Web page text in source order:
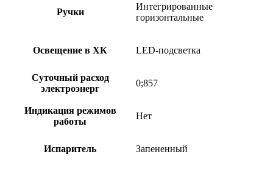
Ручки
Интегрированные
горизонтальные
Освещение в ХК LED-подсветка
Суточный расход
электроэнерг
0;857
Индикация режимов
работы
Нет
Испаритель Запененный